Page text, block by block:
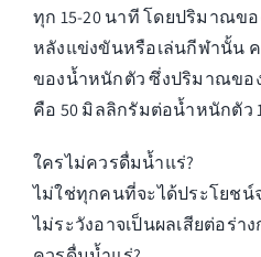
ทุก 15-20 นาที โดยปริมาณข
หลังแข่งขันหรือเล่นกีฬานั้น
ของน้ำหนักตัว ซึ่งปริมาณขอ
คือ 50 มิลลิกรัมต่อน้ำหนักตัว
ใครไม่ควรดื่มน้ำแร่?
ไม่ใช่ทุกคนที่จะได้ประโยชน์
ไม่ระวังอาจเป็นผลเสียต่อร่